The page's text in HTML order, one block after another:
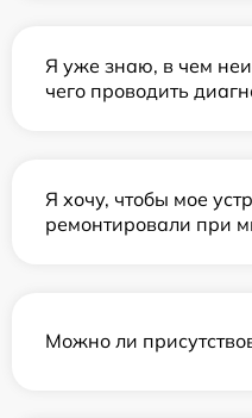
Я уже знаю, в чем
чего проводить
Я хочу, чтобы мое
ремонтировали при
Можно ли